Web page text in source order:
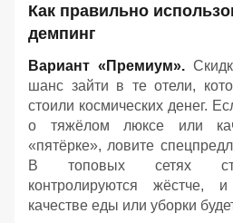
Как правильно
демпинг
Вариант «Премиум».
шанс зайти в те отели,
стоили космических денег.
о тяжёлом люксе или
«пятёрке», ловите
В топовых сетях
контролируются жёстче,
качестве еды или уборки